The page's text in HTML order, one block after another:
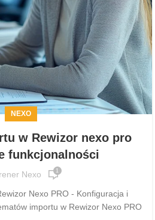
NEXO
w Rewizor nexo pro
funkcjonalności
Nexo 1
Nexo PRO - Konfiguracja i
importu w Rewizor Nexo PRO